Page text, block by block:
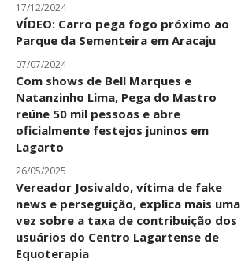
17/12/2024
VÍDEO: Carro pega fogo próximo ao
Parque da Sementeira em Aracaju
07/07/2024
Com shows de Bell Marques e
Natanzinho Lima, Pega do Mastro
reúne 50 mil pessoas e abre
oficialmente festejos juninos em
Lagarto
26/05/2025
Vereador Josivaldo, vítima de fake
news e perseguição, explica mais uma
vez sobre a taxa de contribuição dos
usuários do Centro Lagartense de
Equoterapia